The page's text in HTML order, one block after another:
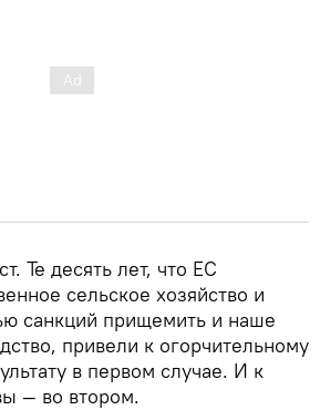
Те десять лет, что ЕС
сельское хозяйство и
санкций прищемить и наше
привели к огорчительному
в первом случае. И к
— во втором.